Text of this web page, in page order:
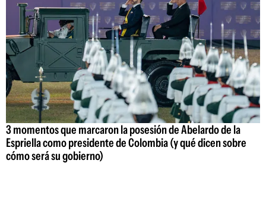
3 momentos que marcaron la posesión de Abelardo de la
Espriella como presidente de Colombia (y qué dicen sobre
cómo será su gobierno)